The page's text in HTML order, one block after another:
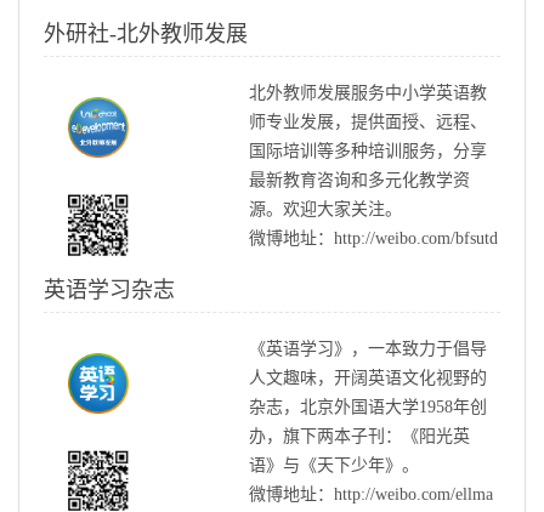
外研社-北外教师发展
北外教师发展服务中小学英语教
师专业发展，提供面授、远程、
国际培训等多种培训服务，分享
最新教育咨询和多元化教学资
源。欢迎大家关注。
微博地址：http://weibo.com/bfsutd
英语学习杂志
《英语学习》，一本致力于倡导
人文趣味，开阔英语文化视野的
杂志，北京外国语大学1958年创
办，旗下两本子刊：《阳光英
语》与《天下少年》。
微博地址：http://weibo.com/ellma